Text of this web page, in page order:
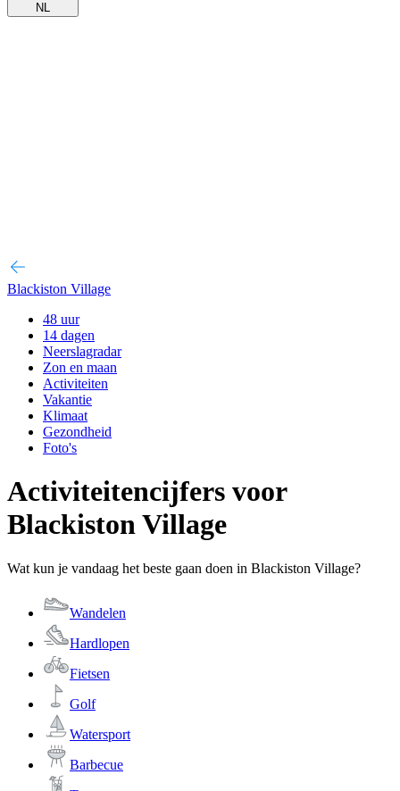
NL
Blackiston Village
48 uur
14 dagen
Neerslagradar
Zon en maan
Activiteiten
Vakantie
Klimaat
Gezondheid
Foto's
Activiteitencijfers voor
Blackiston Village
Wat kun je vandaag het beste gaan doen in Blackiston Village?
Wandelen
Hardlopen
Fietsen
Golf
Watersport
Barbecue